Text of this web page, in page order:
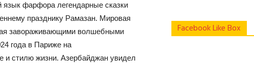
фарфора легендарные сказки
празднику Рамазан. Мировая
завораживающими волшебными
года в Париже на
и стилю жизни. Азербайджан увидел
Facebook Like Box